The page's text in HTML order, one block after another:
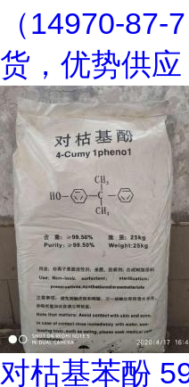
（14970-87-
货，优势供应
对枯基苯酚